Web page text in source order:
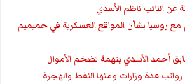
عن النائب ناظم الأسدي
مع روسيا بشأن المواقع العسكرية في حميميم
أحمد الأسدي بتهمة تضخم الأموال
عدة وزارات ومنها النفط والهجرة